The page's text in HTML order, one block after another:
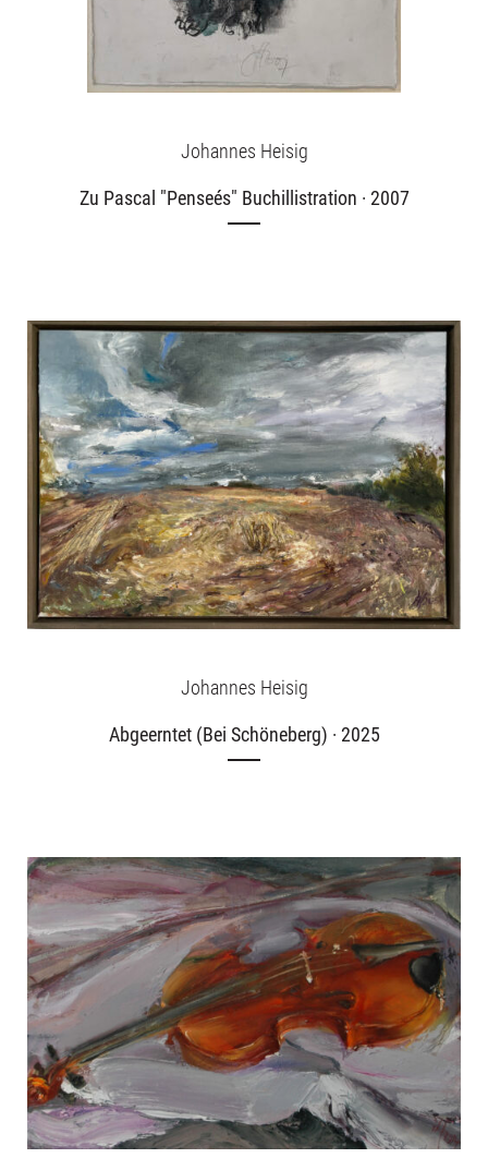
Johannes Heisig
Zu Pascal "Penseés" Buchillistration · 2007
Johannes Heisig
Abgeerntet (Bei Schöneberg) · 2025